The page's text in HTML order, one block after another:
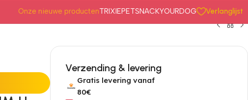
Onze nieuwe productenTRIXIEPETSNACKYOURDOG
Verlanglijst
Verzending & levering
Gratis levering vanaf
80€